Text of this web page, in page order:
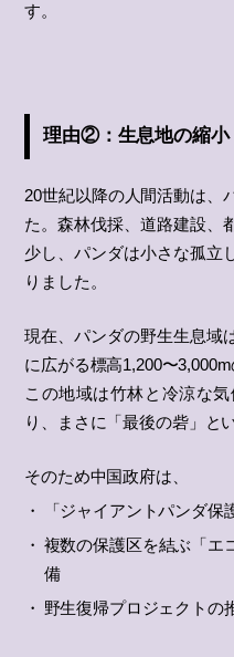
す。
理由②：生息地の縮小
20世紀以降の人間活動は、
た。森林伐採、道路建設、
少し、パンダは小さな孤立
りました。
現在、パンダの野生生息域
に広がる標高1,200〜
この地域は竹林と冷涼な
り、まさに「最後の砦」と
そのため中国政府は、
「ジャイアントパンダ
複数の保護区を結ぶ「エ
備
野生復帰プロジェクトの